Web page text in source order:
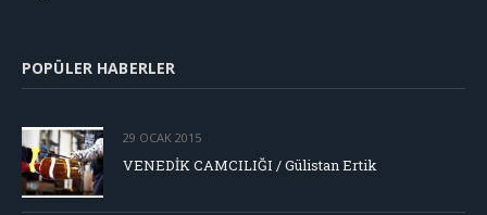
POPÜLER HABERLER
29 OCAK 2015
VENEDİK CAMCILIĞI / Gülistan Ertik